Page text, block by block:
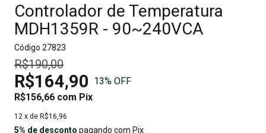
Controlador de Temperatura
MDH1359R - 90~240VCA
Código 27823
R$190,00
R$164,90 13% OFF
R$156,66 com Pix
12 x de R$16,96
5% de desconto pagando com Pix